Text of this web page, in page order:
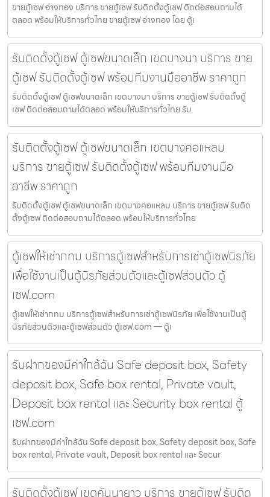
ขายตู้เซฟ อ่างทอง บริการ ขายตู้เซฟ รับติดตั้งตู้เซฟ ติดต่อสอบถามได้
ตลอด พร้อมให้บริการทั่วไทย ขายตู้เซฟ อ่างทอง โดย ตู้เ
รับติดตั้งตู้เซฟ ตู้เซฟขนาดเล็ก เขตบางนา บริการ ขาย
ตู้เซฟ รับติดตั้งตู้เซฟ พร้อมทีมงานมืออาชีพ ราคาถูก
รับติดตั้งตู้เซฟ ตู้เซฟขนาดเล็ก เขตบางนา บริการ ขายตู้เซฟ รับติดตั้งตู้
เซฟ ติดต่อสอบถามได้ตลอด พร้อมให้บริการทั่วไทย รับ
รับติดตั้งตู้เซฟ ตู้เซฟขนาดเล็ก เขตบางคอแหลม
บริการ ขายตู้เซฟ รับติดตั้งตู้เซฟ พร้อมทีมงานมือ
อาชีพ ราคาถูก
รับติดตั้งตู้เซฟ ตู้เซฟขนาดเล็ก เขตบางคอแหลม บริการ ขายตู้เซฟ รับติด
ตั้งตู้เซฟ ติดต่อสอบถามได้ตลอด พร้อมให้บริการทั่วไทย
ตู้เซฟให้เช่ากทม บริการตู้เซฟสำหรับการเช่าตู้เซฟนิรภัย
เพื่อใช้งานเป็นตู้นิรภัยส่วนตัวและตู้เซฟส่วนตัว ตู้
เซฟ.com
ตู้เซฟให้เช่ากทม บริการตู้เซฟสำหรับการเช่าตู้เซฟนิรภัย เพื่อใช้งานเป็นตู้
นิรภัยส่วนตัวและตู้เซฟส่วนตัว ตู้เซฟ.com — ตู้เ
รับฝากของมีค่าใกล้ฉัน Safe deposit box, Safety
deposit box, Safe box rental, Private vault,
Deposit box rental และ Security box rental ตู้
เซฟ.com
รับฝากของมีค่าใกล้ฉัน Safe deposit box, Safety deposit box, Safe
box rental, Private vault, Deposit box rental และ Secur
รับติดตั้งตู้เซฟ เขตคันนายาว บริการ ขายตู้เซฟ รับติด